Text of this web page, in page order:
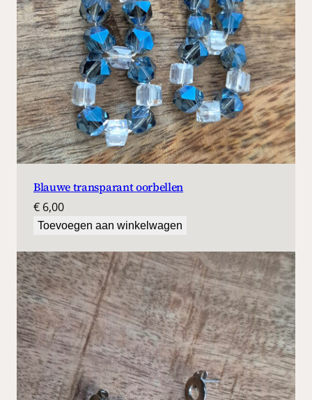
Blauwe transparant oorbellen
€ 6,00
Toevoegen aan winkelwagen